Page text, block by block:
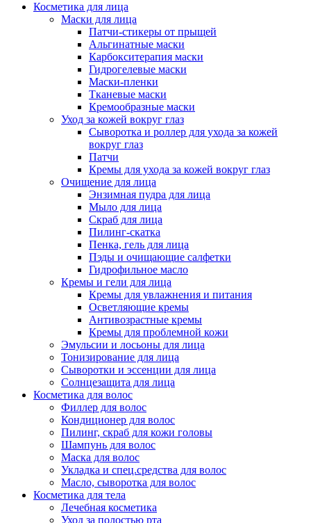
Косметика для лица
Маски для лица
Патчи-стикеры от прыщей
Альгинатные маски
Карбокситерапия маски
Гидрогелевые маски
Маски-пленки
Тканевые маски
Кремообразные маски
Уход за кожей вокруг глаз
Сыворотка и роллер для ухода за кожей
вокруг глаз
Патчи
Кремы для ухода за кожей вокруг глаз
Очищение для лица
Энзимная пудра для лица
Мыло для лица
Скраб для лица
Пилинг-скатка
Пенка, гель для лица
Пэды и очищающие салфетки
Гидрофильное масло
Кремы и гели для лица
Кремы для увлажнения и питания
Осветляющие кремы
Антивозрастные кремы
Кремы для проблемной кожи
Эмульсии и лосьоны для лица
Тонизирование для лица
Сыворотки и эссенции для лица
Солнцезащита для лица
Косметика для волос
Филлер для волос
Кондиционер для волос
Пилинг, скраб для кожи головы
Шампунь для волос
Маска для волос
Укладка и спец.средства для волос
Масло, сыворотка для волос
Косметика для тела
Лечебная косметика
Уход за полостью рта